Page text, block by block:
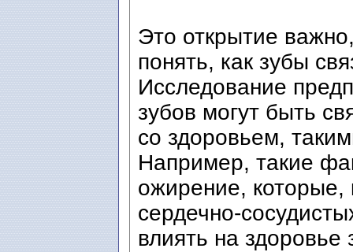
Это открытие
понять, как зубы
Исследование
зубов могут быть
со здоровьем,
Например, такие
ожирение, которые,
сердечно-
влиять на здоровье